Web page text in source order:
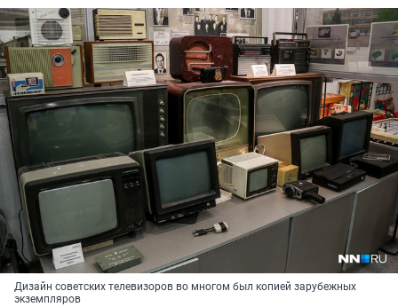
Дизайн советских телевизоров во многом был копией зарубежных
экземпляров